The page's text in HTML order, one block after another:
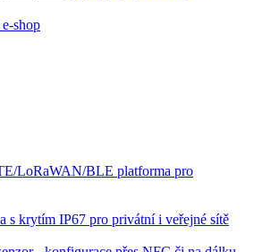
shop
LoRaWAN/BLE platforma pro
s krytím IP67 pro privátní i veřejné sítě